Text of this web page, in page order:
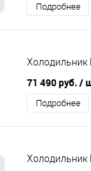
Подробнее
Холодильник
71 490 руб. /
Подробнее
Холодильник